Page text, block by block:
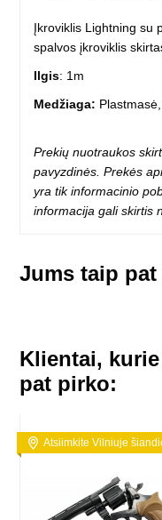
Įkroviklis Lightning su
spalvos įkroviklis
Ilgis: 1m
Medžiaga:
Prekių nuotraukos
pavyzdinės. Prekės
yra tik informacinio
informacija gali skirtis
Jums taip
Klientai,
pat pirko:
Atsiimkite Vilniuje